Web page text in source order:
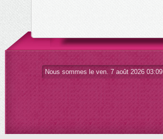
Nous sommes le ven. 7 août 2026 03:09